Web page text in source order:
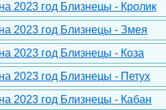
2023 год Близнецы - Кролик
2023 год Близнецы - Змея
2023 год Близнецы - Коза
2023 год Близнецы - Петух
2023 год Близнецы - Кабан